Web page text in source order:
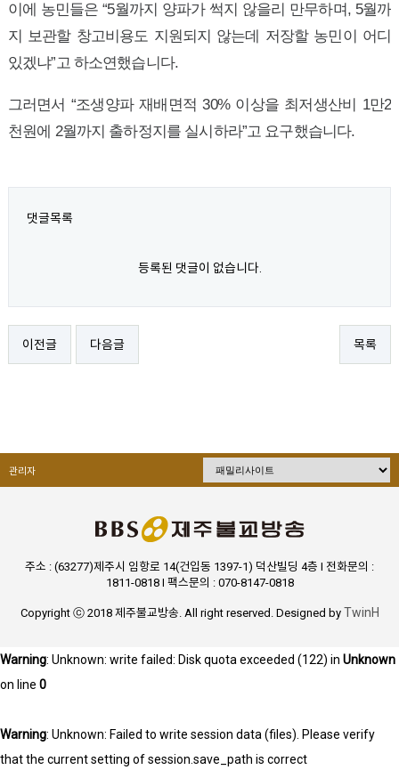
이에 농민들은 “5월까지 양파가 썩지 않을리 만무하며, 5월까
지 보관할 창고비용도 지원되지 않는데 저장할 농민이 어디
있겠냐”고 하소연했습니다.
그러면서 “조생양파 재배면적 30% 이상을 최저생산비 1만2
천원에 2월까지 출하정지를 실시하라”고 요구했습니다.
댓글목록
등록된 댓글이 없습니다.
이전글 다음글 목록
관리자
주소 : (63277)제주시 임항로 14(건입동 1397-1) 덕산빌딩 4층 I 전화문의 :
1811-0818 I 팩스문의 : 070-8147-0818
Copyright ⓒ 2018 제주불교방송. All right reserved. Designed by TwinH
Warning: Unknown: write failed: Disk quota exceeded (122) in Unknown
on line 0
Warning: Unknown: Failed to write session data (files). Please verify
that the current setting of session.save_path is correct